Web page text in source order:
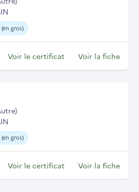
gros)
Voir le certificat Voir la fiche
gros)
Voir le certificat Voir la fiche